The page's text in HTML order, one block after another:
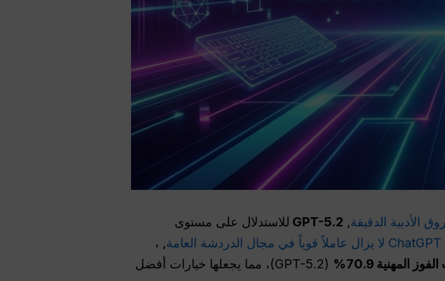
,
GPT-5.2 للاستدلال على مستوى
, ،
(GPT-5.2)، مما يجعلها خيارات أفضل